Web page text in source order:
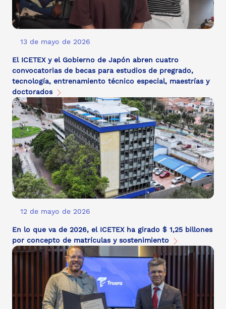
13 de mayo de 2026
El ICETEX y el Gobierno de Japón abren cuatro
convocatorias de becas para estudios de pregrado,
tecnología, entrenamiento técnico especial, maestrías y
doctorados
12 de mayo de 2026
En lo que va de 2026, el ICETEX ha girado $ 1,25 billones
por concepto de matrículas y sostenimiento